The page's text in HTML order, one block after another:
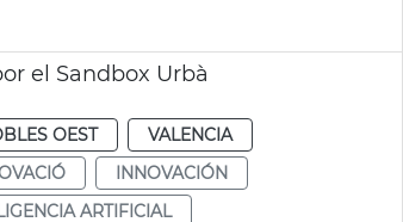
el Sandbox Urbà
OEST
VALENCIA
INNOVACIÓN
ARTIFICIAL